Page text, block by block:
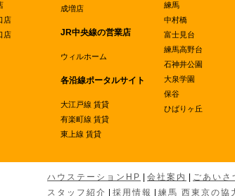
店
店
成増店
JR中央線の営業店
ウィルホーム
各沿線ポータルサイト
大江戸線 賃貸
有楽町線 賃貸
東上線 賃貸
練馬
中村橋
富士見台
練馬高野台
石神井公園
大泉学園
保谷
ひばりヶ丘
ハウステーションHP 会社案内 ごあいさ
スタッフ紹介
採用情報 練馬 西東京の協